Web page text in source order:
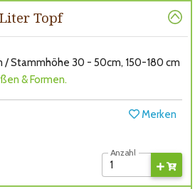
Topf
/ Stammhöhe 30 - 50cm, 150-180 cm
& Formen.
Merken
Anzahl